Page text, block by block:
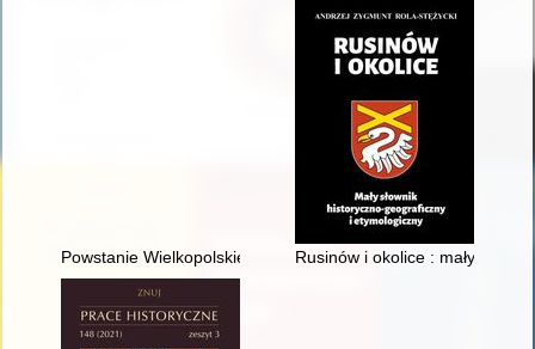
Powstanie Wielkopolskie 1918-1919 w filatelistyce i innych
Rusinów i okolice : mały